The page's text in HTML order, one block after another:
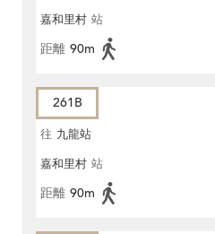
嘉和里村 站
距離 90m
261B
往 九龍站
嘉和里村 站
距離 90m